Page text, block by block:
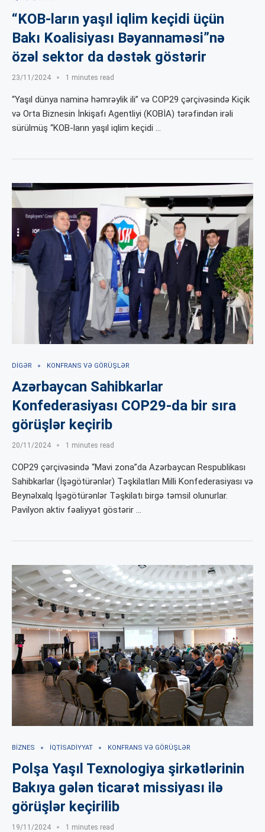
“KOB-ların yaşıl iqlim keçidi üçün
Bakı Koalisiyası Bəyannaməsi”nə
özəl sektor da dəstək göstərir
23/11/2024 1 minutes read
“Yaşıl dünya naminə həmrəylik ili” və COP29 çərçivəsində Kiçik
və Orta Biznesin İnkişafı Agentliyi (KOBİA) tərəfindən irəli
sürülmüş “KOB-ların yaşıl iqlim keçidi …
DIGƏR KONFRANS VƏ GÖRÜŞLƏR
Azərbaycan Sahibkarlar
Konfederasiyası COP29-da bir sıra
görüşlər keçirib
20/11/2024 1 minutes read
COP29 çərçivəsində “Mavi zona”da Azərbaycan Respublikası
Sahibkarlar (İşəgötürənlər) Təşkilatları Milli Konfederasiyası və
Beynəlxalq İşəgötürənlər Təşkilatı birgə təmsil olunurlar.
Pavilyon aktiv fəaliyyət göstərir …
BIZNES İQTISADIYYAT KONFRANS VƏ GÖRÜŞLƏR
Polşa Yaşıl Texnologiya şirkətlərinin
Bakıya gələn ticarət missiyası ilə
görüşlər keçirilib
19/11/2024 1 minutes read